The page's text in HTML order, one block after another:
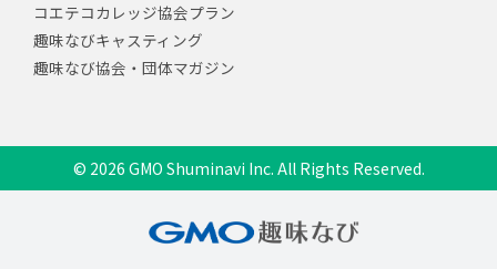
コエテコカレッジ協会プラン
趣味なびキャスティング
趣味なび協会・団体マガジン
© 2026 GMO Shuminavi Inc. All Rights Reserved.